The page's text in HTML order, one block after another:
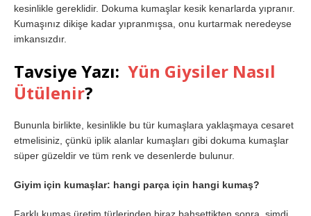
kesinlikle gereklidir. Dokuma kumaşlar kesik kenarlarda yıpranır.
Kumaşınız dikişe kadar yıpranmışsa, onu kurtarmak neredeyse
imkansızdır.
Tavsiye Yazı: Yün Giysiler Nasıl
Ütülenir?
Bununla birlikte, kesinlikle bu tür kumaşlara yaklaşmaya cesaret
etmelisiniz, çünkü iplik alanlar kumaşları gibi dokuma kumaşlar
süper güzeldir ve tüm renk ve desenlerde bulunur.
Giyim için kumaşlar: hangi parça için hangi kumaş?